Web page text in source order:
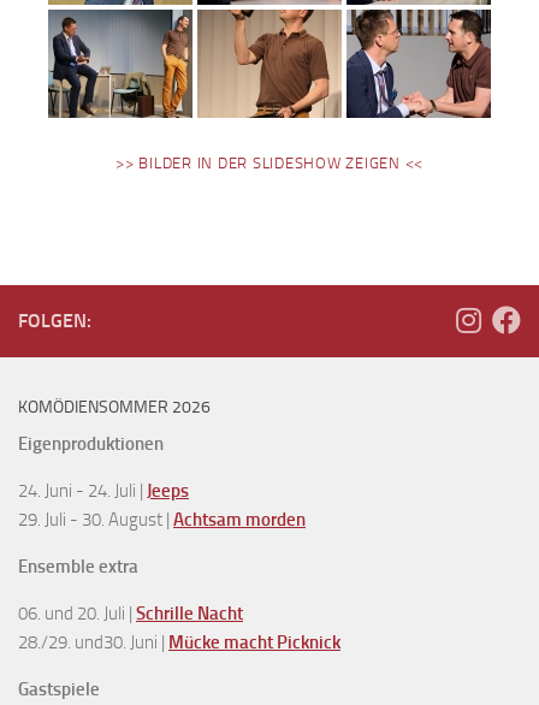
>> BILDER IN DER SLIDESHOW ZEIGEN <<
FOLGEN:
KOMÖDIENSOMMER 2026
Eigenproduktionen
24. Juni - 24. Juli | Jeeps
29. Juli - 30. August | Achtsam morden
Ensemble extra
06. und 20. Juli | Schrille Nacht
28./29. und30. Juni | Mücke macht Picknick
Gastspiele